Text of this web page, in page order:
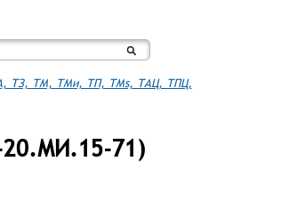
ТЗ, ТМ, ТМи, ТП, ТМs, ТАЦ, ТПЦ,
71)